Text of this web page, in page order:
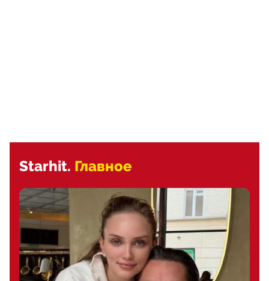
Starhit. Главное